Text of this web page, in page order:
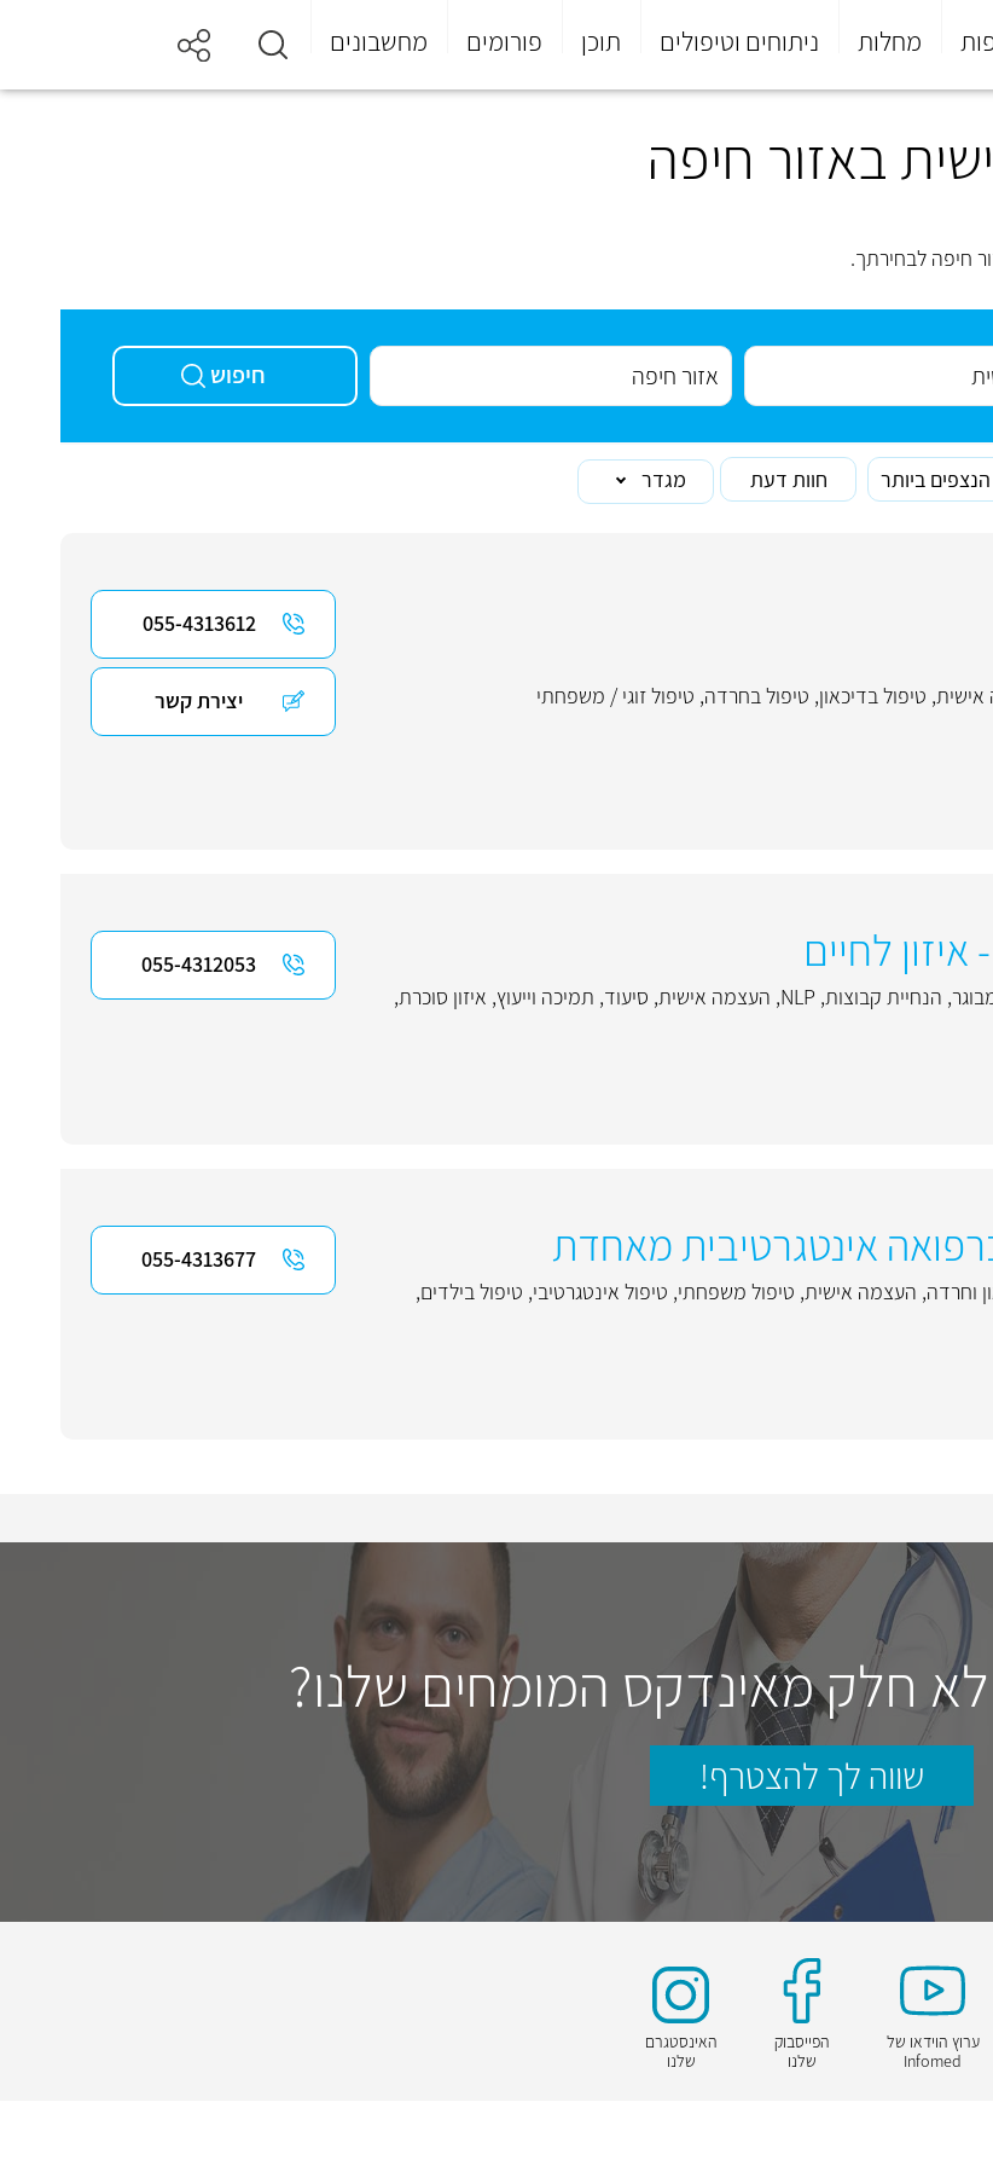
מחלות ניתוחים וטיפולים תוכן פורומים מחשבונים
באזור חיפה
חיפה לבחירתך.
חיפוש
ביותר חוות דעת מגדר
, טיפול בדיכאון, טיפול בחרדה, טיפול זוגי / משפחתי
055-4313612
יצירת קשר
לחיים
, הנחיית קבוצות,
NLP
, העצמה אישית, סיעוד, תמיכה וייעוץ, איזון סוכרת,
055-4312053
אינטגרטיבית מאחדת
וחרדה, העצמה אישית, טיפול משפחתי, טיפול אינטגרטיבי, טיפול בילדים,
055-4313677
לא חלק מאינדקס המומחים שלנו?
שווה לך להצטרף!
ערוץ הוידאו של
Infomed
הפייסבוק
שלנו
האינסטגרם
שלנו